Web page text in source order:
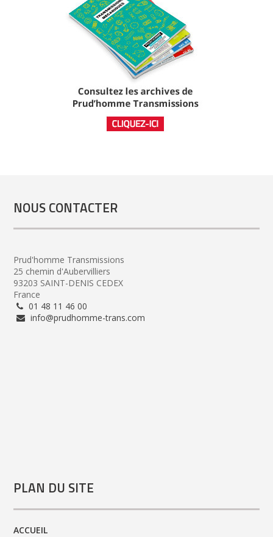
NOUS CONTACTER
Prud'homme Transmissions
25 chemin d'Aubervilliers
93203 SAINT-DENIS CEDEX
France
01 48 11 46 00
info@prudhomme-trans.com
PLAN DU SITE
ACCUEIL